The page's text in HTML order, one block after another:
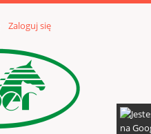
Zaloguj się